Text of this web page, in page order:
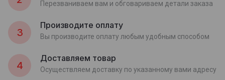
Перезваниваем вам и обговариваем детали заказа
3
Производите оплату
Вы производите оплату любым удобным способом
4
Доставляем товар
Осуществляем доставку по указанному вами адресу